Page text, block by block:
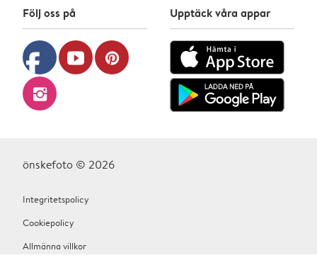
Följ oss på
facebook youtube pinterest
instagram
Upptäck våra appar
önskefoto © 2026
Integritetspolicy
Cookiepolicy
Allmänna villkor